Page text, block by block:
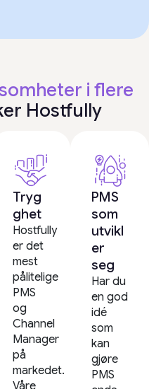
i flere
Hostfully
Tryg
ghet
Hostfully
er det
mest
pålitelige
PMS
og
Channel
Manager
på
markedet.
Våre
PMS
som
utvikl
er
seg
Har du
en god
idé
som
kan
gjøre
PMS